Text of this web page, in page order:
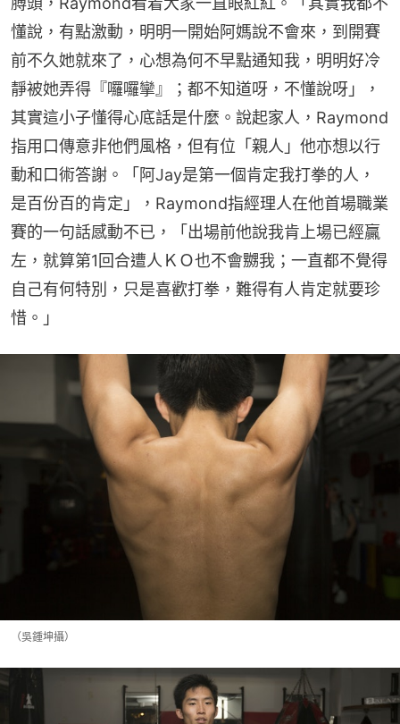
懂說，有點激動，明明一開始阿媽說不會來，到開賽
前不久她就來了，心想為何不早點通知我，明明好冷
靜被她弄得『囉囉攣』；都不知道呀，不懂說呀」，
其實這小子懂得心底話是什麼。說起家人，Raymond
指用口傳意非他們風格，但有位「親人」他亦想以行
動和口術答謝。「阿Jay是第一個肯定我打拳的人，
是百份百的肯定」，Raymond指經理人在他首場職業
賽的一句話感動不已，「出場前他說我肯上場已經贏
左，就算第1回合遭人ＫＯ也不會嬲我；一直都不覺得
自己有何特別，只是喜歡打拳，難得有人肯定就要珍
惜。」
（吳鍾坤攝）